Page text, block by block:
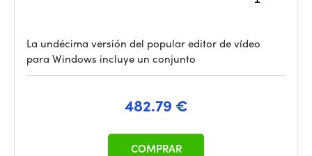
La undécima versión del popular editor de vídeo
para Windows incluye un conjunto
482.79 €
COMPRAR